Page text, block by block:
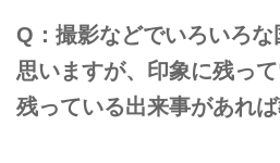
Q：撮影などでいろいろ
思いますが、印象に残っ
残っている出来事があれば